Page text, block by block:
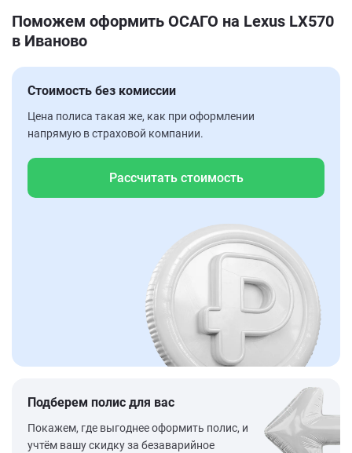
Поможем оформить ОСАГО на Lexus LX570
в Иваново
Стоимость без комиссии
Цена полиса такая же, как при оформлении
напрямую в страховой компании.
Рассчитать стоимость
Подберем полис для вас
Покажем, где выгоднее оформить полис, и
учтём вашу скидку за безаварийное